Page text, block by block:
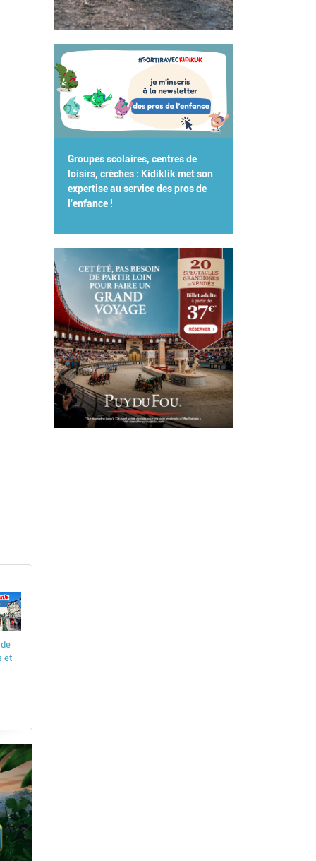
et
Groupes scolaires, centres de
loisirs, crèches : Kidiklik met son
expertise au service des pros de
l'enfance !